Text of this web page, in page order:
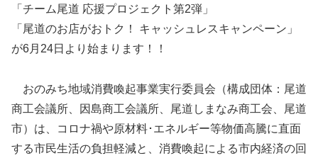
「チーム尾道 応援プロジェクト第2弾」
「尾道のお店がおトク！ キャッシュレスキャンペーン」
が6月24日より始まります！！
おのみち地域消費喚起事業実行委員会（構成団体：尾道
商工会議所、因島商工会議所、尾道しまなみ商工会、尾道
市）は、コロナ禍や原材料･エネルギー等物価高騰に直面
する市民生活の負担軽減と、消費喚起による市内経済の回